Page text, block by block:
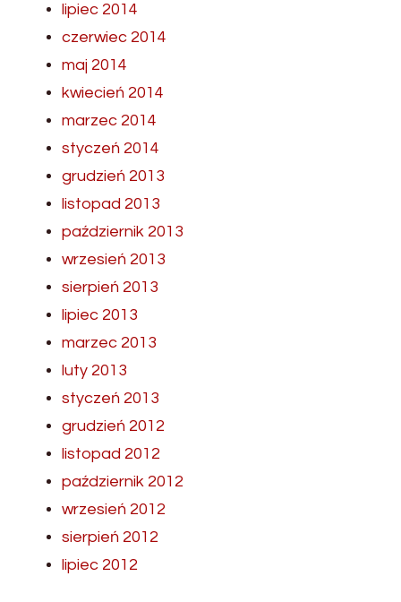
lipiec 2014
czerwiec 2014
maj 2014
kwiecień 2014
marzec 2014
styczeń 2014
grudzień 2013
listopad 2013
październik 2013
wrzesień 2013
sierpień 2013
lipiec 2013
marzec 2013
luty 2013
styczeń 2013
grudzień 2012
listopad 2012
październik 2012
wrzesień 2012
sierpień 2012
lipiec 2012